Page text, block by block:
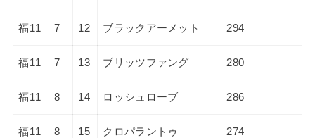
福11 7 12 ブラックアーメット 294
福11 7 13 ブリッツファング 280
福11 8 14 ロッシュローブ 286
福11 8 15 クロパラントゥ 274